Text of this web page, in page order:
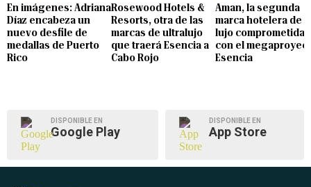
En imágenes: Adriana
Díaz encabeza un
nuevo desfile de
medallas de Puerto
Rico
Rosewood Hotels &
Resorts, otra de las
marcas de ultralujo
que traerá Esencia a
Cabo Rojo
Aman, la segunda
marca hotelera de
lujo comprometida
con el
Esencia
DISPONIBLE EN
Google Play
DISPONIBLE EN
App Store